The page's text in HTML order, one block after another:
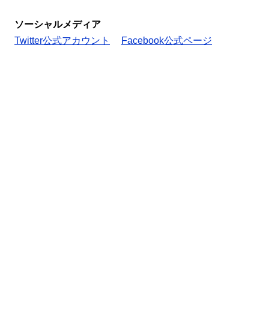
ソーシャルメディア
Twitter公式アカウント
Facebook公式ページ